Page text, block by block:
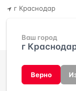
г Краснодар
Ваш город
г
ВерноБон